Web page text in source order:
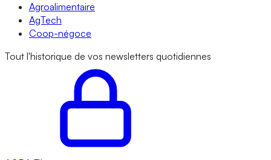
Agroalimentaire
AgTech
Coop-négoce
Tout l'historique de vos newsletters quotidiennes